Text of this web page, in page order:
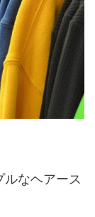
なヘアース